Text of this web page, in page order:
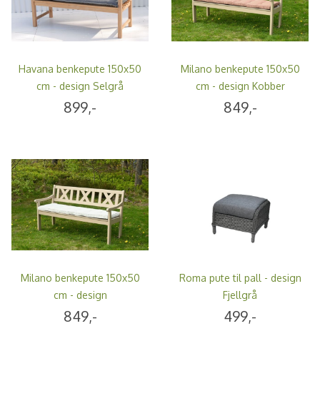
Havana benkepute 150x50
cm - design Selgrå
899,-
Milano benkepute 150x50
cm - design Kobber
849,-
Milano benkepute 150x50
cm - design
Perlemorsbeige
849,-
Roma pute til pall - design
Fjellgrå
499,-